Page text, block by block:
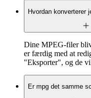
Hvordan konverterer
Dine MPEG-filer
er færdig med at
"Eksporter", og de
Er mpg det samme